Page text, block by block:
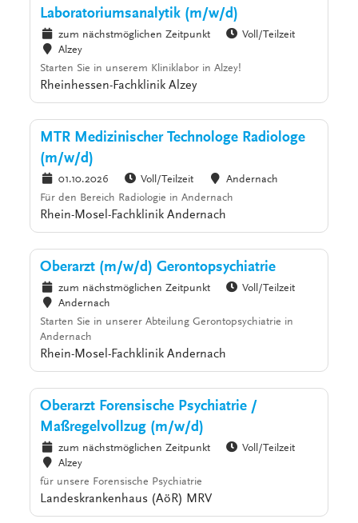
Laboratoriumsanalytik (m/w/d)
zum nächstmöglichen Zeitpunkt
Voll/Teilzeit
Alzey
Starten Sie in unserem Kliniklabor in Alzey!
Rheinhessen-Fachklinik Alzey
MTR Medizinischer Technologe Radiologe
(m/w/d)
01.10.2026 Voll/Teilzeit
Andernach
Für den Bereich Radiologie in Andernach
Rhein-Mosel-Fachklinik Andernach
Oberarzt (m/w/d) Gerontopsychiatrie
zum nächstmöglichen Zeitpunkt
Voll/Teilzeit
Andernach
Starten Sie in unserer Abteilung Gerontopsychiatrie in
Andernach
Rhein-Mosel-Fachklinik Andernach
Oberarzt Forensische Psychiatrie /
Maßregelvollzug (m/w/d)
zum nächstmöglichen Zeitpunkt
Voll/Teilzeit
Alzey
für unsere Forensische Psychiatrie
Landeskrankenhaus (AöR) MRV